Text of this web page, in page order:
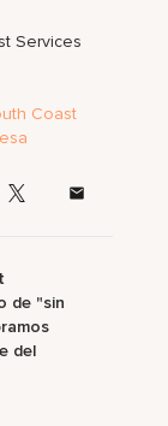
Services
Coast
de "sin
del